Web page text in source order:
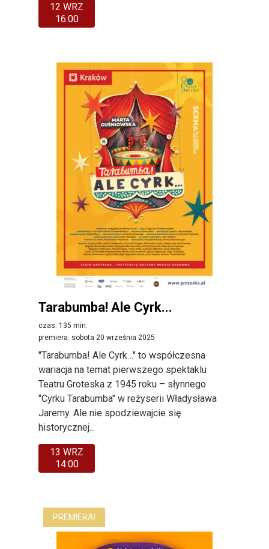
12 WRZ
16:00
Tarabumba! Ale Cyrk...
czas: 135 min.
premiera: sobota 20 września 2025
"Tarabumba! Ale Cyrk…" to współczesna
wariacja na temat pierwszego spektaklu
Teatru Groteska z 1945 roku – słynnego
"Cyrku Tarabumba" w reżyserii Władysława
Jaremy. Ale nie spodziewajcie się
historycznej...
13 WRZ
14:00
PREMIERA!